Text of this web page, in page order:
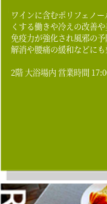
ワインに含むポリフェノ
くする働きや冷えの改善
免疫力が強化され風邪の
解消や腰痛の緩和などにも
2階 大浴場内 営業時間